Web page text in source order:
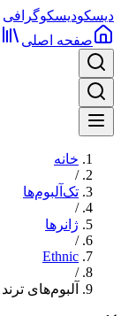
دیسکودیسکوگرافی
صفحه اصلی
خانه
/
تک‌آلبوم‌ها
/
ژانرها
/
Ethnic
/
آلبوم‌های ترند